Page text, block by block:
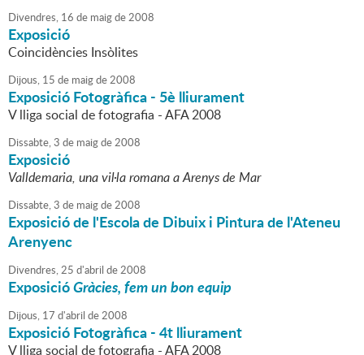
Divendres, 16 de maigde2008
Exposició
Coincidències Insòlites
Dijous, 15 de maigde2008
Exposició Fotogràfica - 5è lliurament
V lliga social de fotografia - AFA 2008
Dissabte,3 de maigde2008
Exposició
Valldemaria, una vil·la romana a Arenys de Mar
Dissabte,3 de maigde2008
Exposició de l'Escola de Dibuix i Pintura de l'Ateneu
Arenyenc
Divendres,25 d'abril de2008
ExposicióGràcies, fem un bon equip
Dijous, 17 d'abril de2008
Exposició Fotogràfica - 4t lliurament
V lliga social de fotografia - AFA 2008